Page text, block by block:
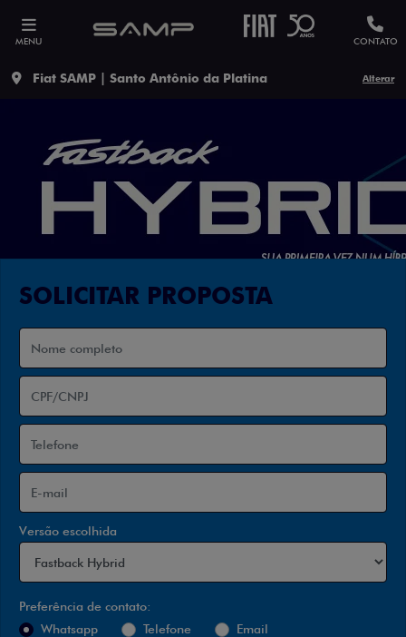
MENU CONTATO
Fiat SAMP | Santo Antônio da Platina Alterar
SOLICITAR PROPOSTA
Versão escolhida
Preferência de contato:
Whatsapp
Telefone Email